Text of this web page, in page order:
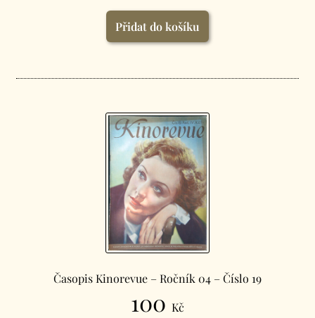
Přidat do košíku
Časopis Kinorevue – Ročník 04 – Číslo 19
100 Kč